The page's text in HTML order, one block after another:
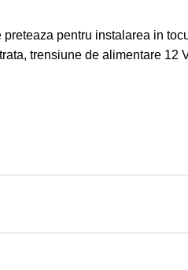
pentru instalarea in
trensiune de alimentare